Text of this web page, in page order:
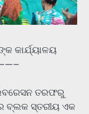
କାର୍ଯ୍ୟାଳୟ
ତରଫରୁ
ବ୍ଲକ ସ୍ତରୀୟ ଏକ